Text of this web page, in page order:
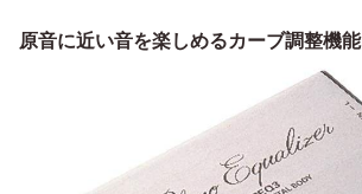
原音に近い音を楽しめるカーブ調整機能